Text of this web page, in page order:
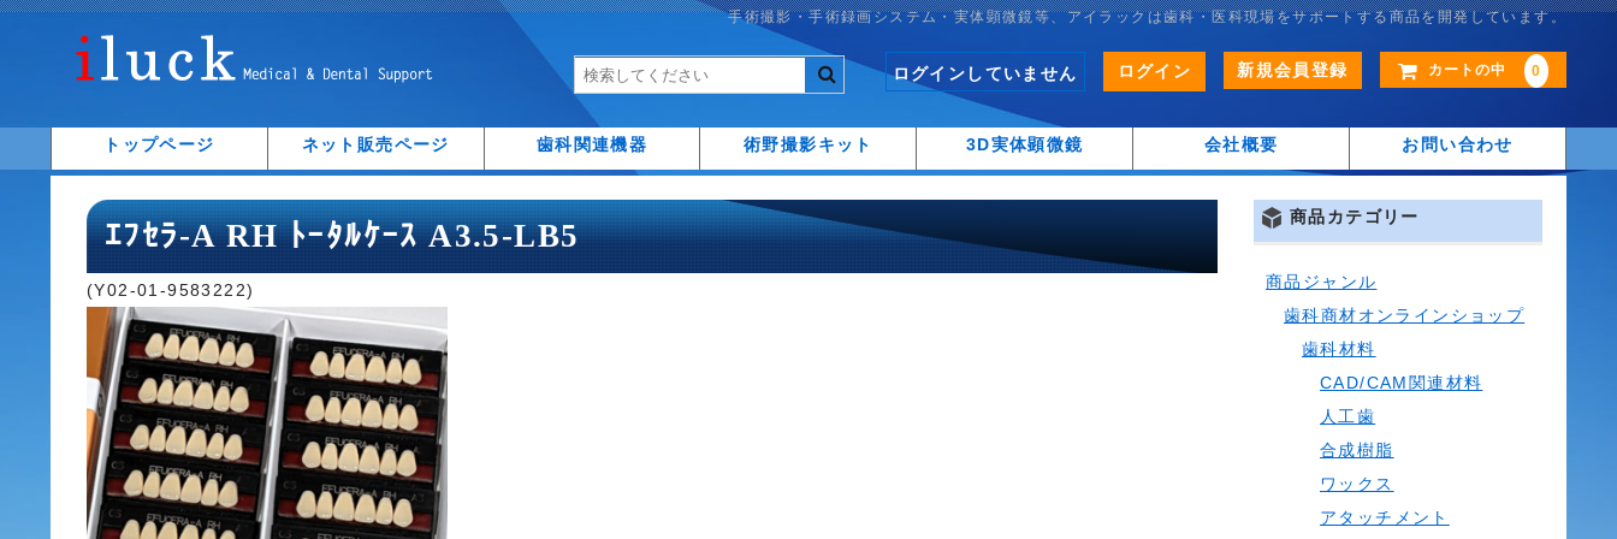
手術撮影・手術録画システム・実体顕微鏡等、アイラックは歯科・医科現場をサポートする商品を開発しています。
カートの中 0
ログインしていません ログイン 新規会員登録
トップページ ネット販売ページ 歯科関連機器 術野撮影キット 3D実体顕微鏡 会社概要 お問い合わせ
ｴﾌｾﾗ-A RH ﾄｰﾀﾙｹｰｽ A3.5-LB5
(Y02-01-9583222)
商品カテゴリー
商品ジャンル
歯科商材オンラインショップ
歯科材料
CAD/CAM関連材料
人工歯
合成樹脂
ワックス
アタッチメント